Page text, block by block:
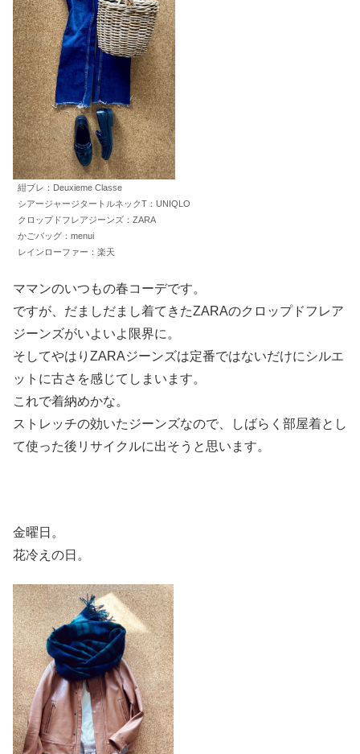
紺ブレ：Deuxieme Classe
シアージャージタートルネックT：UNIQLO
クロップドフレアジーンズ：ZARA
かごバッグ：menui
レインローファー：楽天
ママンのいつもの春コーデです。
ですが、だましだまし着てきたZARAのクロップドフレア
ジーンズがいよいよ限界に。
そしてやはりZARAジーンズは定番ではないだけにシルエ
ットに古さを感じてしまいます。
これで着納めかな。
ストレッチの効いたジーンズなので、しばらく部屋着とし
て使った後リサイクルに出そうと思います。
金曜日。
花冷えの日。